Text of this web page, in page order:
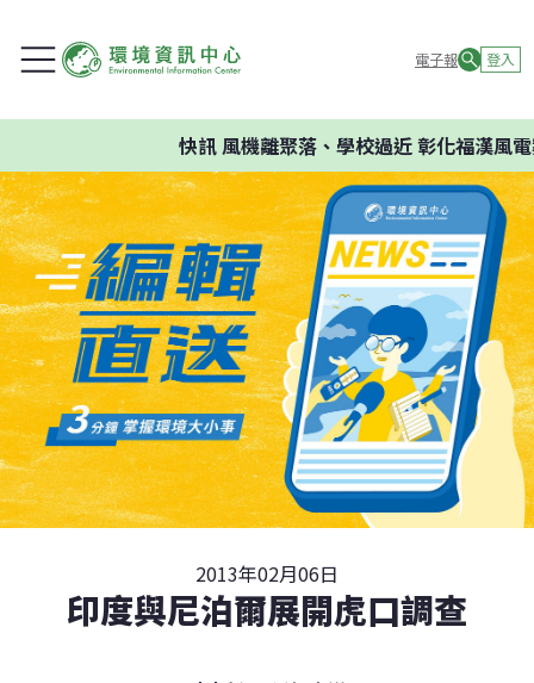
電子報 登入
快訊風機離聚落、學校過近 彰化福漢風電
2013年02月06日
印度與尼泊爾展開虎口調查